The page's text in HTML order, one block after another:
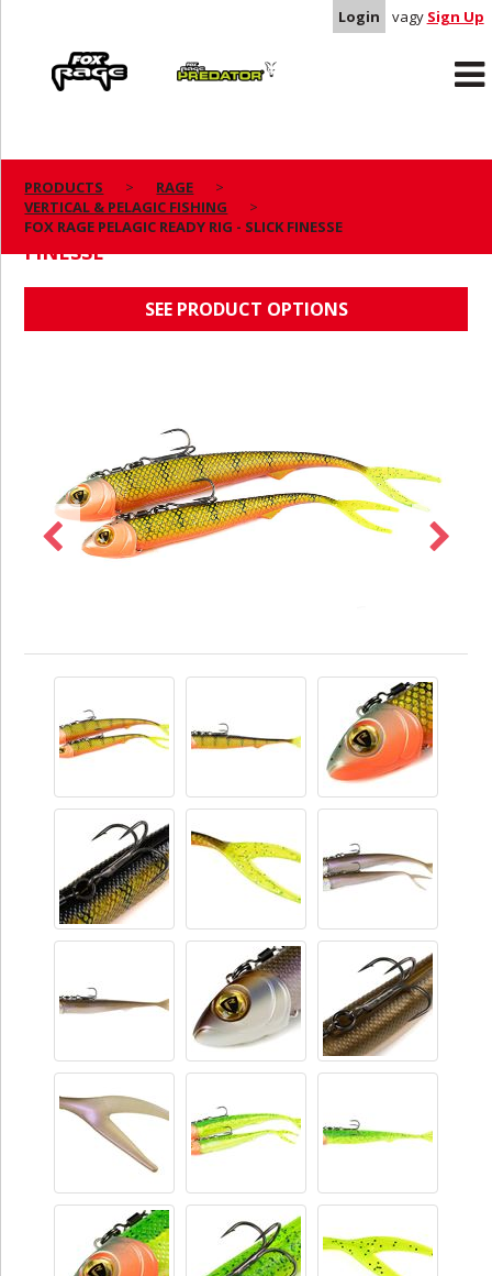
Login vagy Sign Up
Predator
PRODUCTS
RAGE
VERTICAL & PELAGIC FISHING
FOX RAGE PELAGIC READY RIG - SLICK FINESSE
FOX RAGE PELAGIC READY RIG - SLICK
FINESSE
SEE PRODUCT OPTIONS